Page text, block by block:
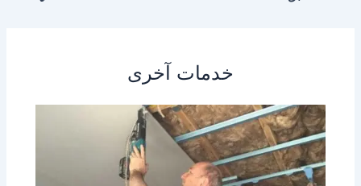
خدمات آخرى